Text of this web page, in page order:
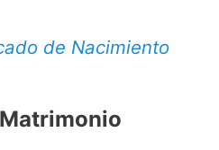
de Nacimiento